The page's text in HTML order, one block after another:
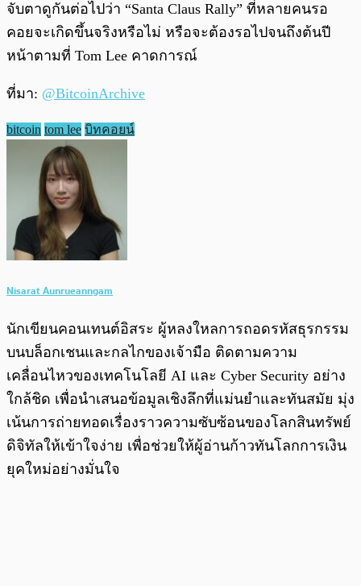
จับตาดูกันต่อไปว่า “Santa Claus Rally” ที่หลายคนรอ
คอยจะเกิดขึ้นจริงหรือไม่ หรือจะต้องรอไปจนถึงต้นปี
หน้าตามที่ Tom Lee คาดการณ์
ที่มา: @BitcoinArchive
bitcoin tom lee บิทคอยน์
Nisarat Aunrueanngam
นักเขียนคอนเทนต์อิสระ ผู้หลงใหลการถอดรหัสธุรกรรม
บนบล็อกเชนและกลไกของเจ้ามือ ติดตามความ
เคลื่อนไหวของเทคโนโลยี AI และ Cyber Security อย่าง
ใกล้ชิด เพื่อนำเสนอข้อมูลเชิงลึกที่แม่นยำและทันสมัย มุ่ง
เน้นการถ่ายทอดเรื่องราวความซับซ้อนของโลกสินทรัพย์
ดิจิทัลให้เข้าใจง่าย เพื่อช่วยให้ผู้อ่านก้าวทันโลกการเงิน
ยุคใหม่อย่างมั่นใจ